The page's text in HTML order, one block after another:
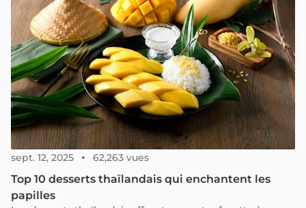
sept. 12, 2025 62,263 vues
Top 10 desserts thaïlandais qui enchantent les
papilles